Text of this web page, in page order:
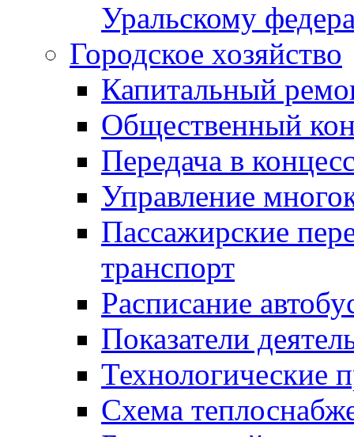
Уральскому
Городское хозяйство
Капитальный
Общественный
Передача в
Управление
Пассажирские
транспорт
Расписание
Показатели
Технологические
Схема